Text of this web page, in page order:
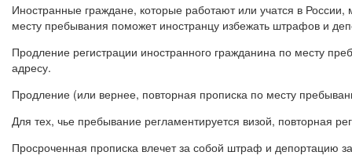
Иностранные граждане, которые работают или учатся в
месту пребывания поможет иностранцу избежать штрафов и
Продление регистрации иностранного гражданина по месту
адресу.
Продление (или вернее, повторная прописка по месту
Для тех, чье пребывание регламентируется визой, повторная
Просроченная прописка влечет за собой штраф и депортацию